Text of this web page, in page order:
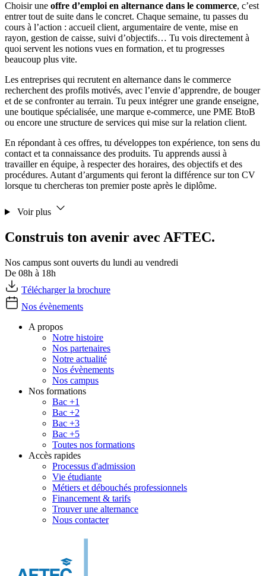
Choisir une offre d’emploi en alternance dans le commerce, c’est
entrer tout de suite dans le concret. Chaque semaine, tu passes du
cours à l’action : accueil client, argumentaire de vente, mise en
rayon, gestion de caisse, suivi d’objectifs… Tu vois directement à
quoi servent les notions vues en formation, et tu progresses
beaucoup plus vite.
Les entreprises qui recrutent en alternance dans le commerce
recherchent des profils motivés, avec l’envie d’apprendre, de bouger
et de se confronter au terrain. Tu peux intégrer une grande enseigne,
une boutique spécialisée, une marque e-commerce, une PME BtoB
ou encore une structure de services qui mise sur la relation client.
En répondant à ces offres, tu développes ton expérience, ton sens du
contact et ta connaissance des produits. Tu apprends aussi à
travailler en équipe, à respecter des horaires, des objectifs et des
procédures. Autant d’arguments qui feront la différence sur ton CV
lorsque tu chercheras ton premier poste après le diplôme.
Voir plus
Construis ton avenir avec AFTEC.
Nos campus sont ouverts du lundi au vendredi
De 08h à 18h
Télécharger la brochure
Nos évènements
A propos
Notre histoire
Nos partenaires
Notre actualité
Nos évènements
Nos campus
Nos formations
Bac +1
Bac +2
Bac +3
Bac +5
Toutes nos formations
Accès rapides
Processus d'admission
Vie étudiante
Métiers et débouchés professionnels
Financement & tarifs
Trouver une alternance
Nous contacter